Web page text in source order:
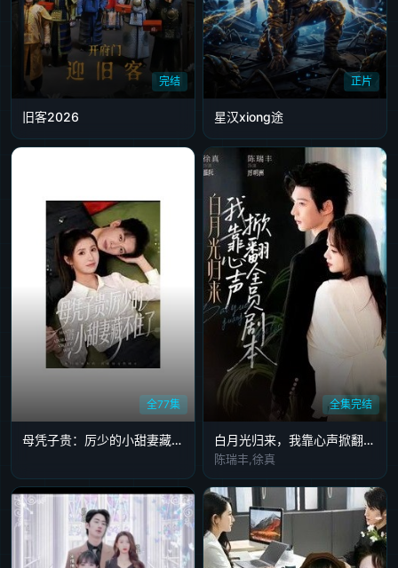
完结
旧客2026
正片
星汉xiong途
全77集
母凭子贵：厉少的小甜妻藏不住了
全集完结
白月光归来，我靠心声掀翻全员剧本
陈瑞丰,徐真